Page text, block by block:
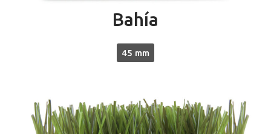
Bahía
45 mm